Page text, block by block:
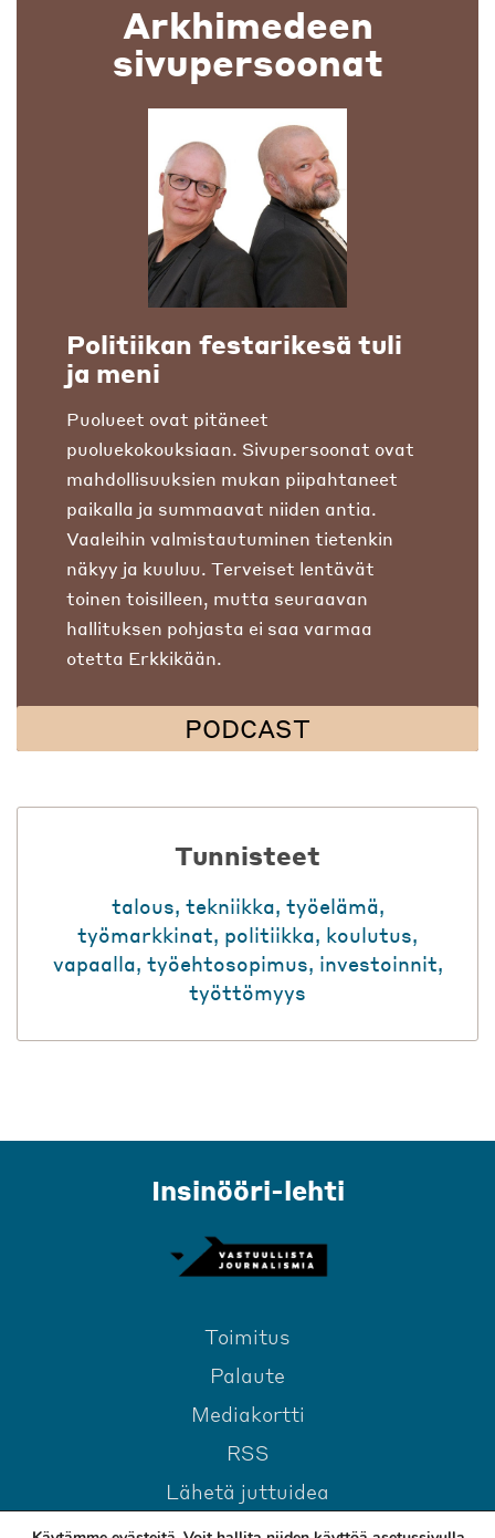
Arkhimedeen
sivupersoonat
Politiikan festarikesä tuli
ja meni
Puolueet ovat pitäneet
puoluekokouksiaan. Sivupersoonat ovat
mahdollisuuksien mukan piipahtaneet
paikalla ja summaavat niiden antia.
Vaaleihin valmistautuminen tietenkin
näkyy ja kuuluu. Terveiset lentävät
toinen toisilleen, mutta seuraavan
hallituksen pohjasta ei saa varmaa
otetta Erkkikään.
PODCAST
Tunnisteet
talous, tekniikka, työelämä,
työmarkkinat, politiikka, koulutus,
vapaalla, työehtosopimus, investoinnit,
työttömyys
Insinööri-lehti
Toimitus
Palaute
Mediakortti
RSS
Lähetä juttuidea